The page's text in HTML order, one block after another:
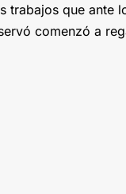
trabajos que ante
comenzó a